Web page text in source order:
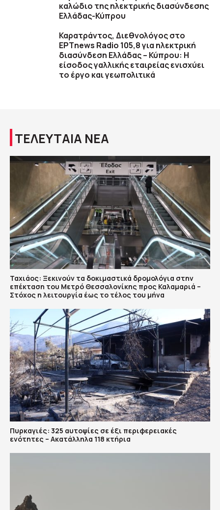
καλώδιο της ηλεκτρικής διασύνδεσης
Ελλάδας-Κύπρου
Καρατράντος, Διεθνολόγος στο
ΕΡΤnews Radio 105,8 για ηλεκτρική
διασύνδεση Ελλάδας – Κύπρου: Η
είσοδος γαλλικής εταιρείας ενισχύει
το έργο και γεωπολιτικά
ΤΕΛΕΥΤΑΙΑ ΝΕΑ
Ταχιάος: Ξεκινούν τα δοκιμαστικά δρομολόγια στην
επέκταση του Μετρό Θεσσαλονίκης προς Καλαμαριά –
Στόχος η λειτουργία έως το τέλος του μήνα
Πυρκαγιές: 325 αυτοψίες σε έξι περιφερειακές
ενότητες – Ακατάλληλα 118 κτήρια